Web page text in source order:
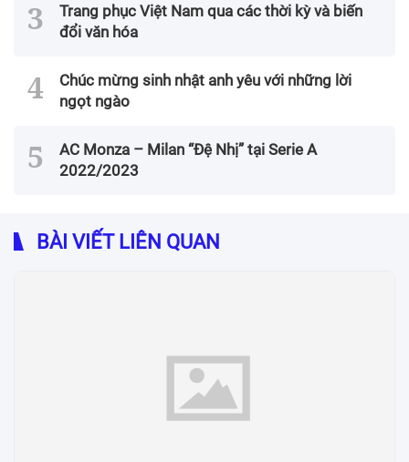
Trang phục Việt Nam qua các thời kỳ và biến
đổi văn hóa
Chúc mừng sinh nhật anh yêu với những lời
ngọt ngào
AC Monza – Milan “Đệ Nhị” tại Serie A
2022/2023
BÀI VIẾT LIÊN QUAN